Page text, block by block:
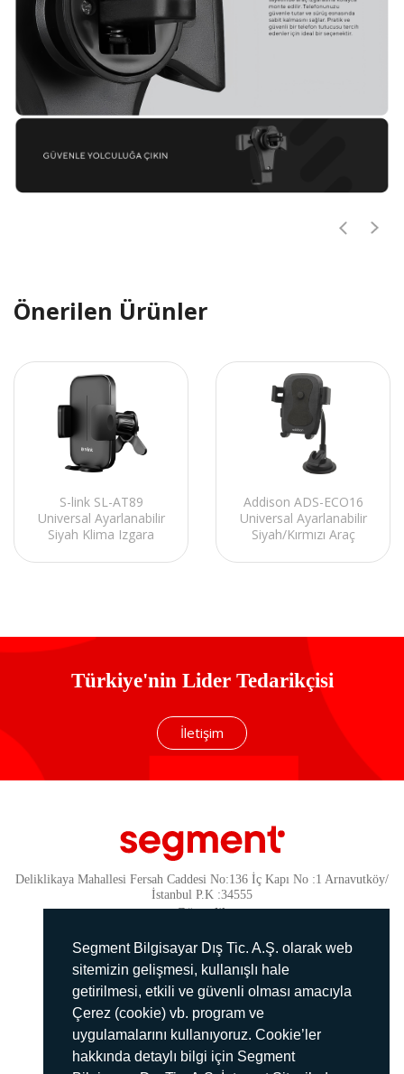
Segment Bilgisayar Dış Tic. A.Ş. olarak web
sitemizin gelişmesi, kullanışlı hale
getirilmesi, etkili ve güvenli olması amacıyla
Çerez (cookie) vb. program ve
uygulamalarını kullanıyoruz. Cookie’ler
hakkında detaylı bilgi için Segment
Önerilen Ürünler
S-link SL-AT89
Universal Ayarlanabilir
Siyah Klima Izgara
Tutucu
Addison ADS-ECO16
Universal Ayarlanabilir
Siyah/Kırmızı Araç
Türkiye'nin Lider Tedarikçisi
İletişim
Deliklikaya Mahallesi Fersah Caddesi No:136 İç Kapı No :1 Arnavutköy/
İstanbul P.K :34555
Güvenlik
KVKK Politikamız
Gizlilik Politikamız
Aydınlatma Metni
İmha Politikası
444 78 99